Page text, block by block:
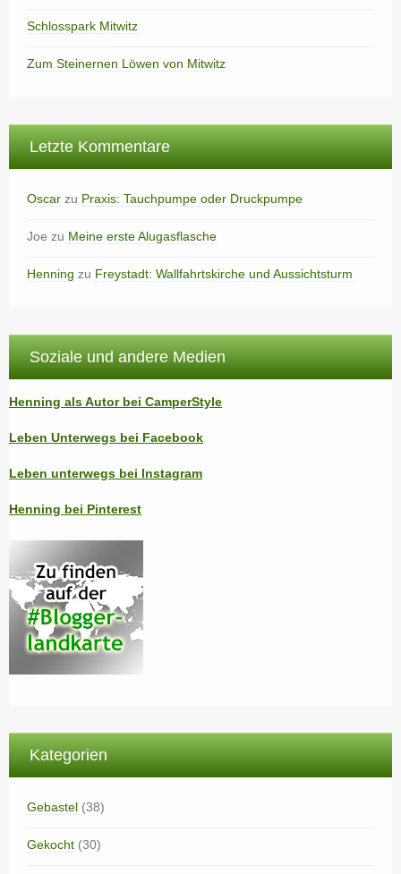
Schlosspark Mitwitz
Zum Steinernen Löwen von Mitwitz
Letzte Kommentare
Oscar zu Praxis: Tauchpumpe oder Druckpumpe
Joe zu Meine erste Alugasflasche
Henning zu Freystadt: Wallfahrtskirche und Aussichtsturm
Soziale und andere Medien
Henning als Autor bei CamperStyle
Leben Unterwegs bei Facebook
Leben unterwegs bei Instagram
Henning bei Pinterest
Kategorien
Gebastel (38)
Gekocht (30)